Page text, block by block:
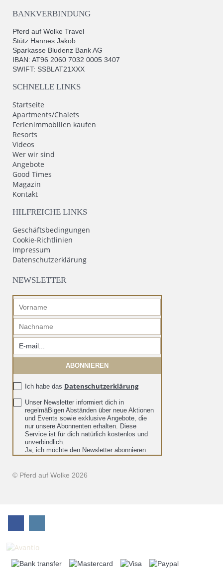
BANKVERBINDUNG
Pferd auf Wolke Travel
Stütz Hannes Jakob
Sparkasse Bludenz Bank AG
IBAN: AT96 2060 7032 0005 3407
SWIFT: SSBLAT21XXX
SCHNELLE LINKS
Startseite
Apartments/Chalets
Ferienimmobilien kaufen
Resorts
Videos
Wer wir sind
Angebote
Good Times
Magazin
Kontakt
HILFREICHE LINKS
Geschäftsbedingungen
Cookie-Richtlinien
Impressum
Datenschutzerklärung
NEWSLETTER
Ich habe das Datenschutzerklärung
Unser Newsletter informiert dich in
regelmäBigen Abständen über neue Aktionen
und Events sowie exklusive Angebote, die
nur unsere Abonnenten erhalten. Diese
Service ist für dich natürlich kostenlos und
unverbindlich.
Ja, ich möchte den Newsletter abonnieren
© Pferd auf Wolke 2026